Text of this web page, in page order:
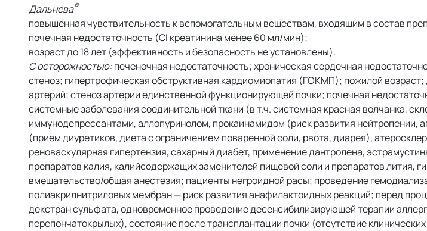
Дальнева®
повышенная чувствительность к вспомогательным веществам, входящим в состав
почечная недостаточность (Cl креатинина менее 60 мл/мин);
возраст до 18 лет (эффективность и безопасность не установлены).
С осторожностью:печеночная недостаточность; хроническая сердечная
стеноз; гипертрофическая обструктивная кардиомиопатия (ГОКМП); пожилой
артерий; стеноз артерии единственной функционирующей почки; почечная
системные заболевания соединительной ткани (в т.ч. системная красная волчанка,
иммунодепрессантами, аллопуринолом, прокаинамидом (риск развития нейтропении,
(прием диуретиков, диета с ограничением поваренной соли, рвота, диарея),
реноваскулярная гипертензия, сахарный диабет, применение дантролена,
препаратов калия, калийсодержащих заменителей пищевой соли и препаратов лития,
вмешательство/общая анестезия; пациенты негроидной расы; проведение
полиакрилнитриловых мембран — риск развития анафилактоидных реакций; перед
декстран сульфата, одновременное проведение десенсибилизирующей терапии
перепончатокрылых), состояние после трансплантации почки (отсутствие